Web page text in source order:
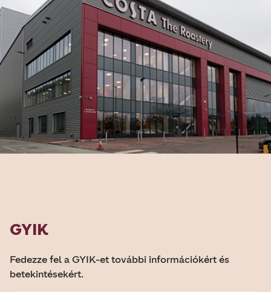
GYIK
Fedezze fel a GYIK-et további információkért és
betekintésekért.